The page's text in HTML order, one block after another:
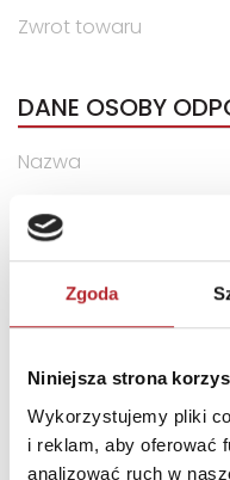
Zgoda
Niniejsza strona
Wykorzystujemy pliki
i reklam, aby oferować
analizować ruch w
Zwrot towaru
DANE OSOBY
Nazwa
Kod pocztowy
Miasto
E-mail
INNI KLIENCI